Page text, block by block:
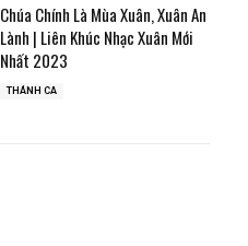
Chúa Chính Là Mùa Xuân, Xuân An
Lành | Liên Khúc Nhạc Xuân Mới
Nhất 2023
THÁNH CA